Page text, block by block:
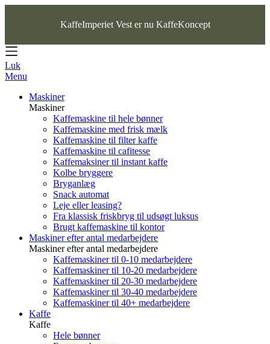
KaffeImperiet Vest er nu KaffeKoncept
Luk
Menu
Maskiner
Maskiner
Kaffemaskine til hele bønner
Kaffemaskine med frisk mælk
Kaffemaskine til filter kaffe
Kaffemaskine til cafitesse
Kaffemaksiner til instant kaffe
Kolbe bryggere
Bryganlæg
Snack automat
Leje eller leasing?
Fra klassisk friskbryg til udsøgt luksus
Brugt kaffemaskine til kontor
Maskiner efter antal medarbejdere
Maskiner efter antal medarbejdere
Kaffemaskiner til 0-10 medarbejdere
Kaffemaskiner til 10-20 medarbejdere
Kaffemaskiner til 20-30 medarbejdere
Kaffemaskiner til 30-40 medarbejdere
Kaffemaskiner til 40+ medarbejdere
Kaffe
Kaffe
Hele bønner